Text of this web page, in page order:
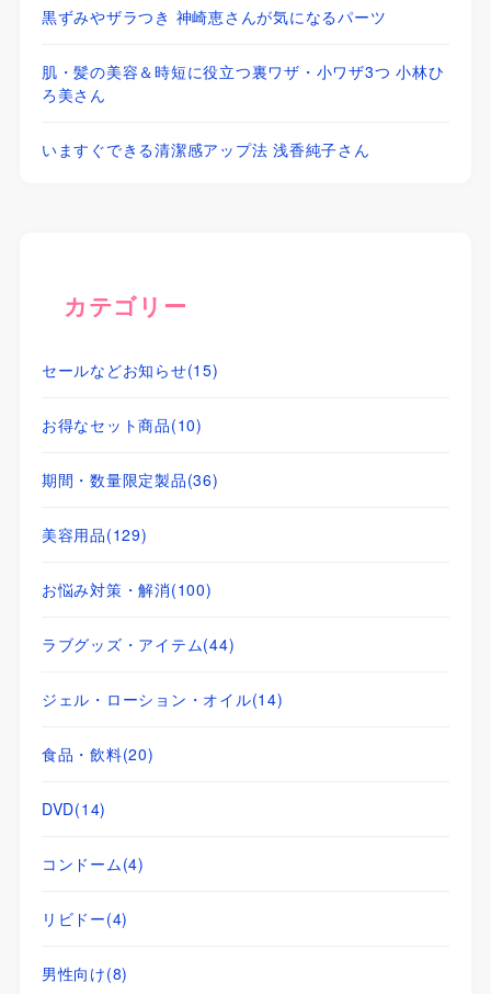
黒ずみやザラつき 神崎恵さんが気になるパーツ
肌・髪の美容＆時短に役立つ裏ワザ・小ワザ3つ 小林ひ
ろ美さん
いますぐできる清潔感アップ法 浅香純子さん
カテゴリー
セールなどお知らせ(15)
お得なセット商品(10)
期間・数量限定製品(36)
美容用品(129)
お悩み対策・解消(100)
ラブグッズ・アイテム(44)
ジェル・ローション・オイル(14)
食品・飲料(20)
DVD(14)
コンドーム(4)
リビドー(4)
男性向け(8)